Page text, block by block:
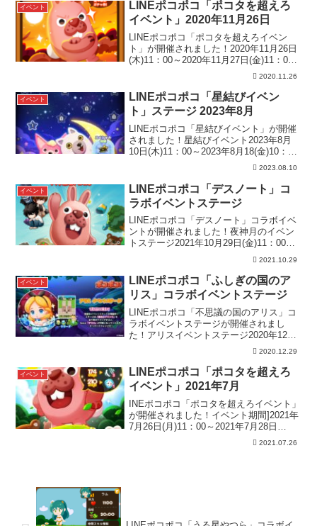
を集...
イベント
LINEポコポコ「ポコタを超えろ
イベント」2020年11月26日
LINEポコポコ「ポコタを超えろイベン
ト」が開催されました！2020年11月26日
(木)11：00～2020年11月27日(金)11：00
までイベント期間中、指定されたステー
ジでポコタの記録スコアを超えて報酬を
GETしよう！ステージ119：...
2020.11.26
イベント
LINEポコポコ「星結びイベン
ト」ステージ 2023年8月
LINEポコポコ「星結びイベント」が開催
されました！星結びイベント2023年8月
10日(木)11：00～2023年8月18(金)10：59
まで「星のカギ」でイベントステージに
リア報酬：白花3つ、ダイヤ3...
2023.08.10
イベント
LINEポコポコ「デスノート」コ
ラボイベントステージ
LINEポコポコ「デスノート」コラボイベ
ントが開催されました！夜神月のイベン
トステージ2021年10月29日(金)11：00～
2021年11月5日(金)10：59まで期間内に
「夜神月のイベントステージ」全10ステ
ージクリア達成し、豪華報酬を...
2021.10.29
イベント
LINEポコポコ「ふしぎの国のア
リス」コラボイベントステージ
LINEポコポコ「不思議の国のアリス」コ
ラボイベントステージが開催されまし
た！アリスイベントステージ2020年12月
29日(火)11：00～2021年1月5日(火)10：
59まで期間内に「アリスイベントステー
ジ」全10ステージクリア達成し、...
2020.12.29
イベント
LINEポコポコ「ポコタを超えろ
イベント」2021年7月
INEポコポコ「ポコタを超えろイベント」
が開催されました！イベント期間]2021年
7月26日(月)11：00～2021年7月28日
(水)11：00までイベント期間中、指定さ
2021.07.26